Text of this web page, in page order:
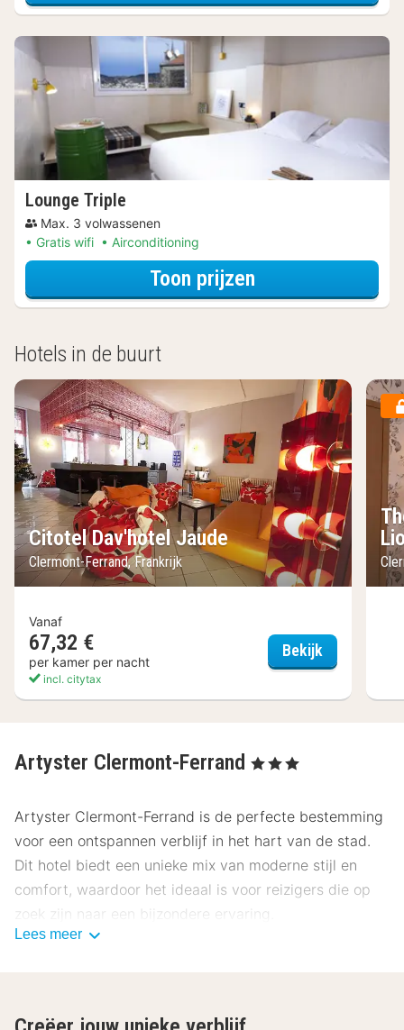
Lounge Triple
Max. 3 volwassenen
Gratis wifi
Airconditioning
Toon prijzenvoor Samen op
Hotels in de buurt
Citotel Dav'hotel Jaude
Clermont-Ferrand, Frankrijk
Vanaf
67,32 €
per kamer per nacht
incl. citytax
Bekijk
Artyster Clermont-Ferrand , 3 Sterren
Artyster Clermont-Ferrand is de perfecte bestemming
voor een ontspannen verblijf in het hart van de stad.
Dit hotel biedt een unieke mix van moderne stijl en
comfort, waardoor het ideaal is voor reizigers die op
zoek zijn naar een bijzondere ervaring.
Lees meer